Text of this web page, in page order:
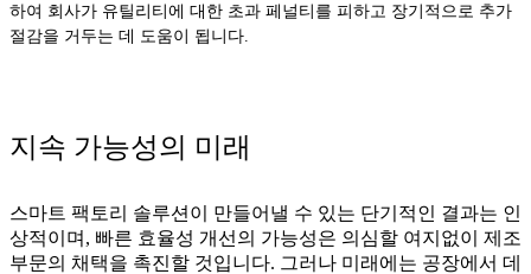
하여 회사가 유틸리티에 대한 초과 페널티를 피하고 장기적으로 추가
절감을 거두는 데 도움이 됩니다.
지속 가능성의 미래
스마트 팩토리 솔루션이 만들어낼 수 있는 단기적인 결과는 인
상적이며, 빠른 효율성 개선의 가능성은 의심할 여지없이 제조
부문의 채택을 촉진할 것입니다. 그러나 미래에는 공장에서 데